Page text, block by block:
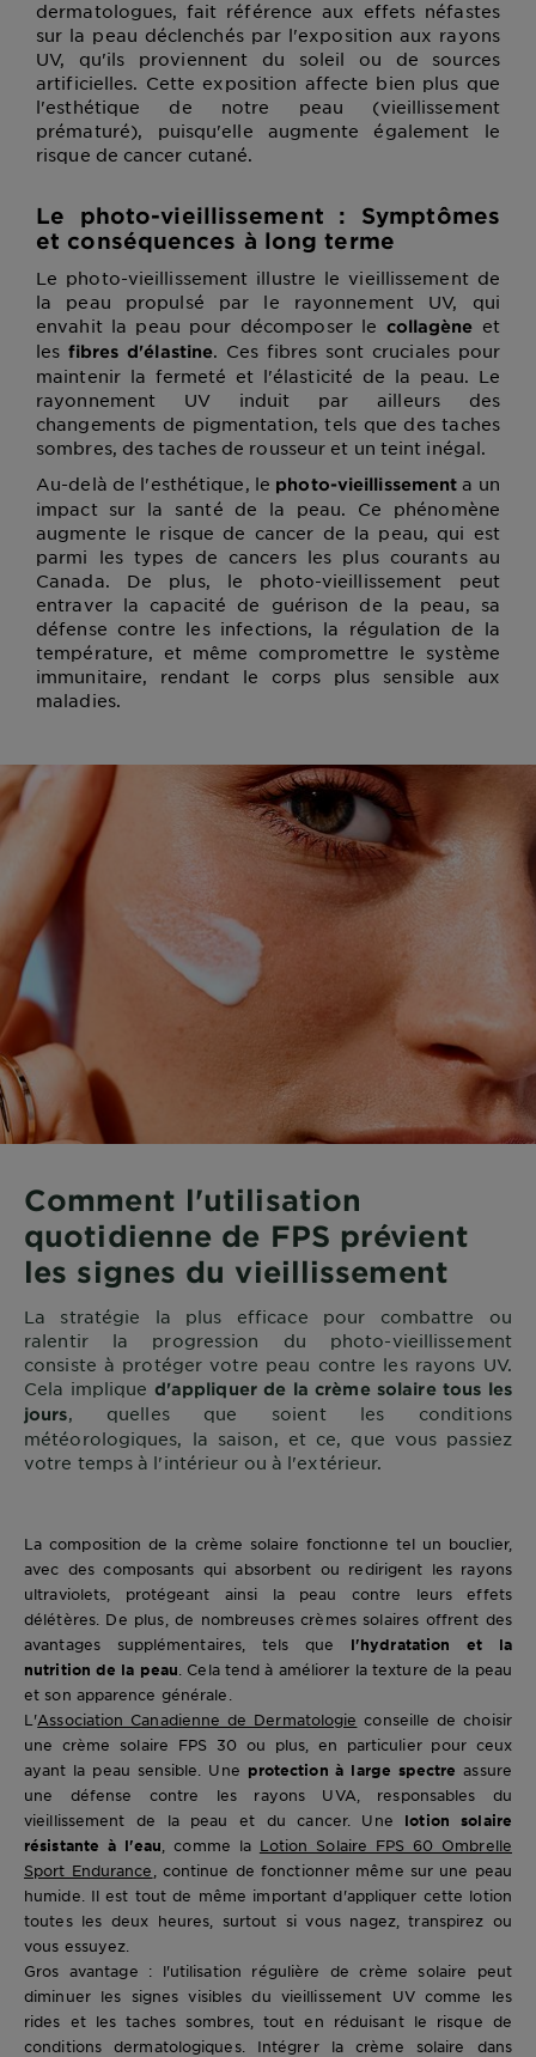
dermatologues, fait référence aux effets néfastes
sur la peau déclenchés par l'exposition aux rayons
UV, qu'ils proviennent du soleil ou de sources
artificielles. Cette exposition affecte bien plus que
l'esthétique de notre peau (vieillissement
prématuré), puisqu'elle augmente également le
risque de cancer cutané.
Le photo-vieillissement : Symptômes
et conséquences à long terme
Le photo-vieillissement illustre le vieillissement de
la peau propulsé par le rayonnement UV, qui
envahit la peau pour décomposer le collagène et
les fibres d'élastine. Ces fibres sont cruciales pour
maintenir la fermeté et l'élasticité de la peau. Le
rayonnement UV induit par ailleurs des
changements de pigmentation, tels que des taches
sombres, des taches de rousseur et un teint inégal.
Au-delà de l'esthétique, le photo-vieillissement a un
impact sur la santé de la peau. Ce phénomène
augmente le risque de cancer de la peau, qui est
parmi les types de cancers les plus courants au
Canada. De plus, le photo-vieillissement peut
entraver la capacité de guérison de la peau, sa
défense contre les infections, la régulation de la
température, et même compromettre le système
immunitaire, rendant le corps plus sensible aux
maladies.
Comment l'utilisation
quotidienne de FPS prévient
les signes du vieillissement
La stratégie la plus efficace pour combattre ou
ralentir la progression du photo-vieillissement
consiste à protéger votre peau contre les rayons UV.
Cela implique d'appliquer de la crème solaire tous les
jours, quelles que soient les conditions
météorologiques, la saison, et ce, que vous passiez
votre temps à l'intérieur ou à l'extérieur.
La composition de la crème solaire fonctionne tel un bouclier,
avec des composants qui absorbent ou redirigent les rayons
ultraviolets, protégeant ainsi la peau contre leurs effets
délétères. De plus, de nombreuses crèmes solaires offrent des
avantages supplémentaires, tels que l'hydratation et la
nutrition de la peau . Cela tend à améliorer la texture de la peau
et son apparence générale.
L'Association Canadienne de Dermatologie conseille de choisir
une crème solaire FPS 30 ou plus, en particulier pour ceux
ayant la peau sensible. Une protection à large spectre assure
une défense contre les rayons UVA, responsables du
vieillissement de la peau et du cancer. Une lotion solaire
résistante à l'eau , comme la Lotion Solaire FPS 60 Ombrelle
Sport Endurance , continue de fonctionner même sur une peau
humide. Il est tout de même important d'appliquer cette lotion
toutes les deux heures, surtout si vous nagez, transpirez ou
vous essuyez.
Gros avantage : l'utilisation régulière de crème solaire peut
diminuer les signes visibles du vieillissement UV comme les
rides et les taches sombres, tout en réduisant le risque de
conditions dermatologiques. Intégrer la crème solaire dans